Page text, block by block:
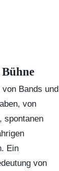
Bands und
von
spontanen
Ein
von